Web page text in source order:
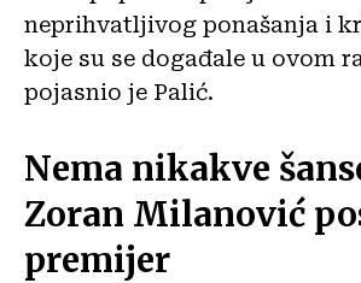
neprihvatljivog ponašanja i
koje su se događale u ovom
pojasnio je Palić.
Nema nikakve
Zoran Milanović
premijer